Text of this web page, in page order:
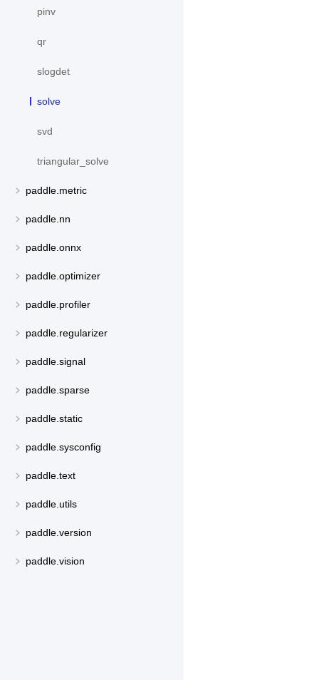
pinv
qr
slogdet
solve
svd
triangular_solve
paddle.metric
paddle.nn
paddle.onnx
paddle.optimizer
paddle.profiler
paddle.regularizer
paddle.signal
paddle.sparse
paddle.static
paddle.sysconfig
paddle.text
paddle.utils
paddle.version
paddle.vision